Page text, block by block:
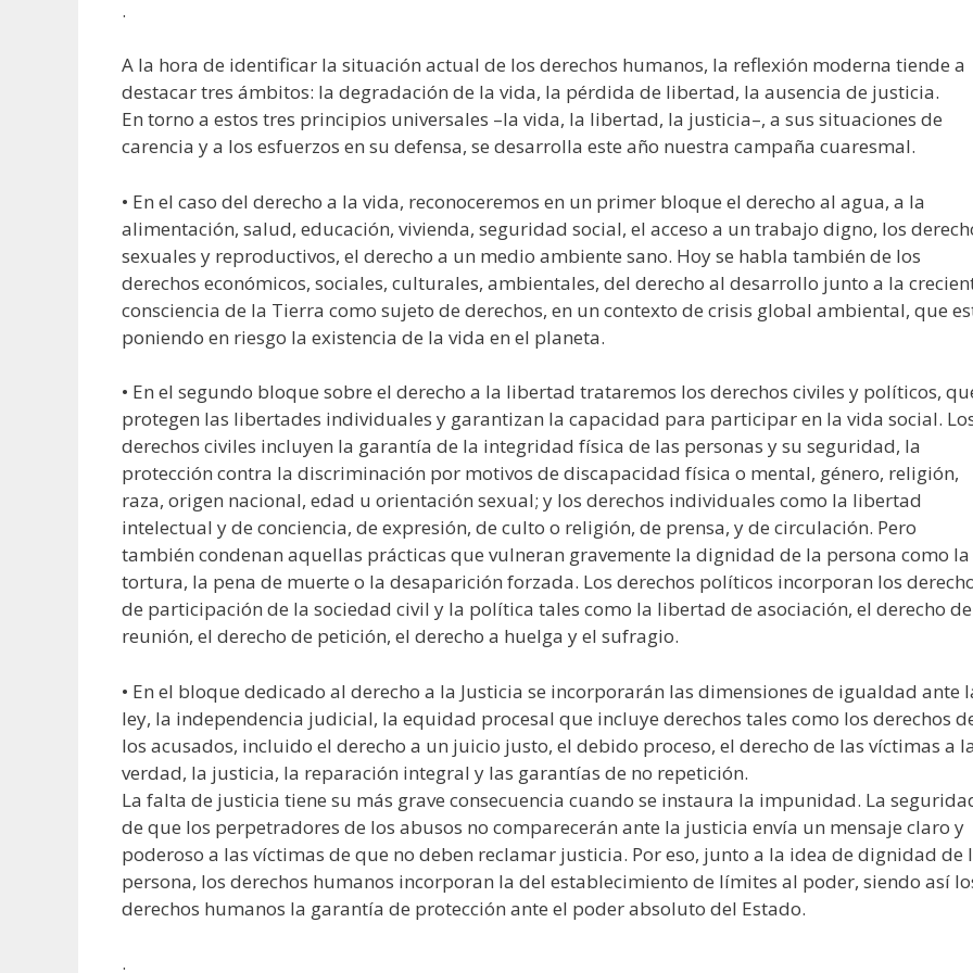
.
A la hora de identificar la situación actual de los derechos humanos, la reflexión moderna tiende a
destacar tres ámbitos: la degradación de la vida, la pérdida de libertad, la ausencia de justicia.
En torno a estos tres principios universales –la vida, la libertad, la justicia–, a sus situaciones de
carencia y a los esfuerzos en su defensa, se desarrolla este año nuestra campaña cuaresmal.
• En el caso del derecho a la vida, reconoceremos en un primer bloque el derecho al agua, a la
alimentación, salud, educación, vivienda, seguridad social, el acceso a un trabajo digno, los
sexuales y reproductivos, el derecho a un medio ambiente sano. Hoy se habla también de los
derechos económicos, sociales, culturales, ambientales, del derecho al desarrollo junto a la
consciencia de la Tierra como sujeto de derechos, en un contexto de crisis global ambiental, que
poniendo en riesgo la existencia de la vida en el planeta.
• En el segundo bloque sobre el derecho a la libertad trataremos los derechos civiles y políticos,
protegen las libertades individuales y garantizan la capacidad para participar en la vida social.
derechos civiles incluyen la garantía de la integridad física de las personas y su seguridad, la
protección contra la discriminación por motivos de discapacidad física o mental, género, religión,
raza, origen nacional, edad u orientación sexual; y los derechos individuales como la libertad
intelectual y de conciencia, de expresión, de culto o religión, de prensa, y de circulación. Pero
también condenan aquellas prácticas que vulneran gravemente la dignidad de la persona como la
tortura, la pena de muerte o la desaparición forzada. Los derechos políticos incorporan los
de participación de la sociedad civil y la política tales como la libertad de asociación, el derecho de
reunión, el derecho de petición, el derecho a huelga y el sufragio.
• En el bloque dedicado al derecho a la Justicia se incorporarán las dimensiones de igualdad ante
ley, la independencia judicial, la equidad procesal que incluye derechos tales como los derechos
los acusados, incluido el derecho a un juicio justo, el debido proceso, el derecho de las víctimas a la
verdad, la justicia, la reparación integral y las garantías de no repetición.
La falta de justicia tiene su más grave consecuencia cuando se instaura la impunidad. La
de que los perpetradores de los abusos no comparecerán ante la justicia envía un mensaje claro y
poderoso a las víctimas de que no deben reclamar justicia. Por eso, junto a la idea de dignidad de
persona, los derechos humanos incorporan la del establecimiento de límites al poder, siendo así
derechos humanos la garantía de protección ante el poder absoluto del Estado.
.